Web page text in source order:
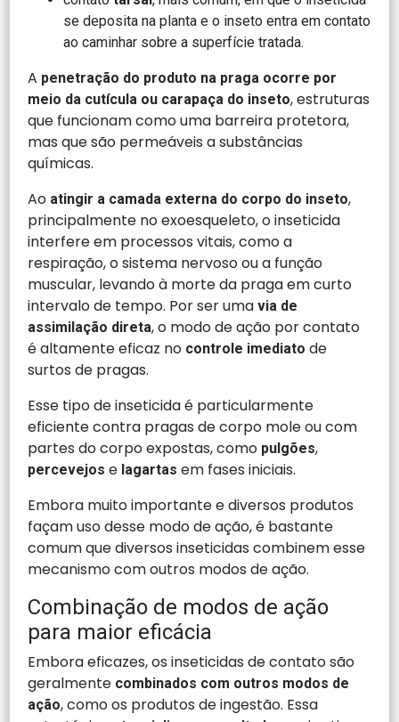
se deposita na planta e o inseto entra em contato
ao caminhar sobre a superfície tratada.
A penetração do produto na praga ocorre por
meio da cutícula ou carapaça do inseto, estruturas
que funcionam como uma barreira protetora,
mas que são permeáveis a substâncias
químicas.
Ao atingir a camada externa do corpo do inseto,
principalmente no exoesqueleto, o inseticida
interfere em processos vitais, como a
respiração, o sistema nervoso ou a função
muscular, levando à morte da praga em curto
intervalo de tempo. Por ser umavia de
assimilação direta, o modo de ação por contato
é altamente eficaz no controle imediato de
surtos de pragas.
Esse tipo de inseticida é particularmente
eficiente contra pragas de corpo mole ou com
partes do corpo expostas, como pulgões,
percevejos e lagartas em fases iniciais.
Embora muito importante e diversos produtos
façam uso desse modo de ação, é bastante
comum que diversos inseticidas combinem esse
mecanismo com outros modos de ação.
Combinação de modos de ação
para maior eficácia
Embora eficazes, os inseticidas de contato são
geralmente combinados com outros modos de
ação, como os produtos de ingestão. Essa